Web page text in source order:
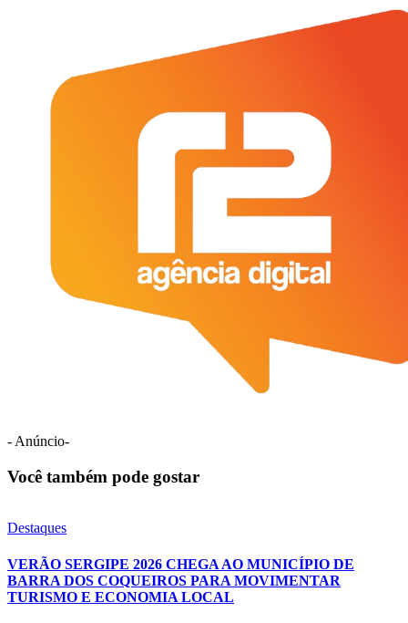
- Anúncio-
Você também pode gostar
Destaques
VERÃO SERGIPE 2026 CHEGA AO MUNICÍPIO DE
BARRA DOS COQUEIROS PARA MOVIMENTAR
TURISMO E ECONOMIA LOCAL